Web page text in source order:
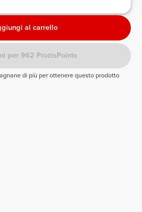
al carrello
per 962 ProzisPoints
di più per ottenere questo prodotto